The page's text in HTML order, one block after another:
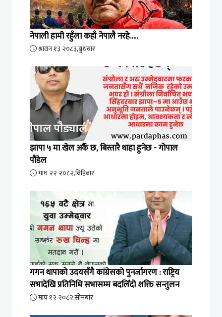
नेपाली हामी रहुँला कहाँ नेपालै नरहे…..
श्रावन १३ २०८३,बुधबार
झापा ५ मा खेल अर्कै छ, बिस्तारै थाहा हुनेछ - गोपाल
पौडेल
माघ २२ २०८२,बिहिबार
गगन थापाको उदयसँगै कांग्रेसको पुनर्जागरण : राष्ट्रिय
सभादेखि प्रतिनिधि सभासम्म बदलिँदो शक्ति सन्तुलन
माघ १२ २०८२,सोमबार